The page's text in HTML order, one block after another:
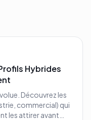
Hybrides
Découvrez les
commercial) qui
les attirer avant